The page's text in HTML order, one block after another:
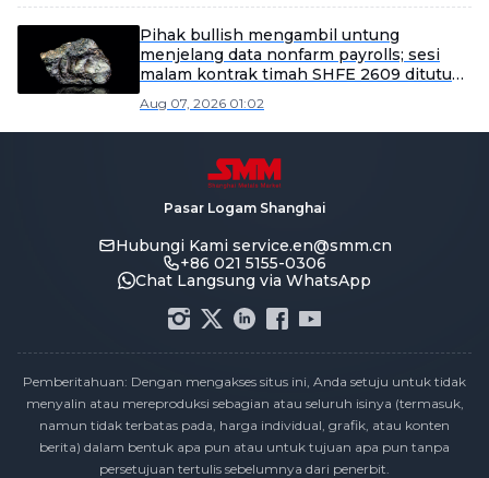
Pihak bullish mengambil untung
menjelang data nonfarm payrolls; sesi
malam kontrak timah SHFE 2609 ditutup
Timah SMM]
Aug 07, 2026 01:02
Pasar Logam Shanghai
Hubungi Kami service.en@smm.cn
+86 021 5155-0306
Chat Langsung via WhatsApp
Pemberitahuan: Dengan mengakses situs ini, Anda setuju untuk tidak
menyalin atau mereproduksi sebagian atau seluruh isinya (termasuk,
namun tidak terbatas pada, harga individual, grafik, atau konten
berita) dalam bentuk apa pun atau untuk tujuan apa pun tanpa
persetujuan tertulis sebelumnya dari penerbit.